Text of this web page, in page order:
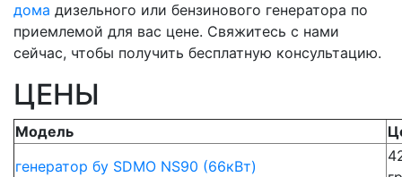
дома дизельного или бензинового генератора по
приемлемой для вас цене. Свяжитесь с нами
сейчас, чтобы получить бесплатную консультацию.
ЦЕНЫ
Модель
генератор бу SDMO NS90 (66кВт)